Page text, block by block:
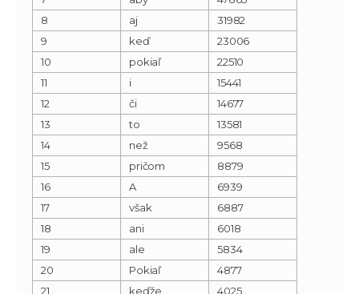
8
aj
31982
9
keď
23006
10
pokiaľ
22510
11
i
15441
12
či
14677
13
to
13581
14
než
9568
15
pričom
8879
16
A
6939
17
však
6887
18
ani
6018
19
ale
5834
20
Pokiaľ
4877
21
keďže
4025